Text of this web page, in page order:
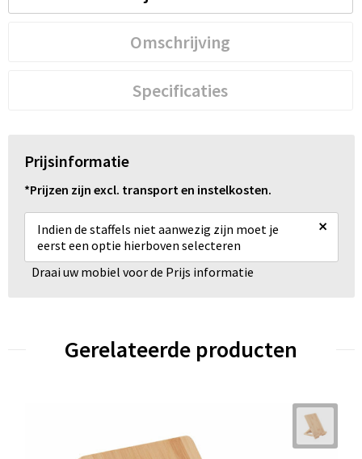
Omschrijving
Specificaties
Prijsinformatie
*Prijzen zijn excl. transport en instelkosten.
Indien de staffels niet aanwezig zijn moet je
eerst een optie hierboven selecteren
×
Draai uw mobiel voor de Prijs informatie
Gerelateerde producten